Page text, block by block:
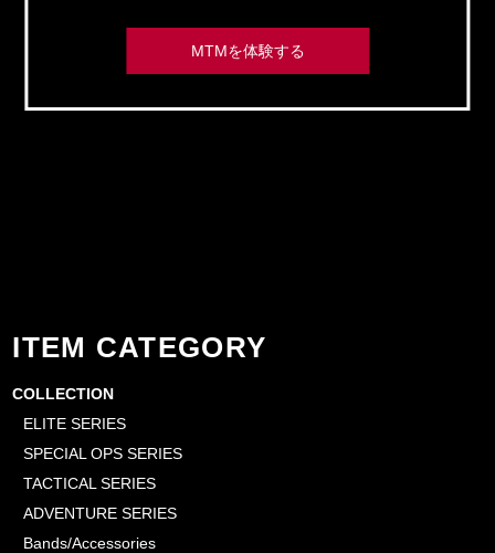
MTMを体験する
ITEM CATEGORY
COLLECTION
ELITE SERIES
SPECIAL OPS SERIES
TACTICAL SERIES
ADVENTURE SERIES
Bands/Accessories